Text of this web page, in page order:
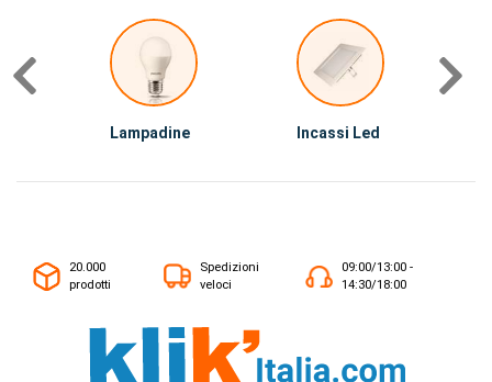
Lampadine Incassi Led
20.000
prodotti
Spedizioni
veloci
09:00/13:00 -
14:30/18:00